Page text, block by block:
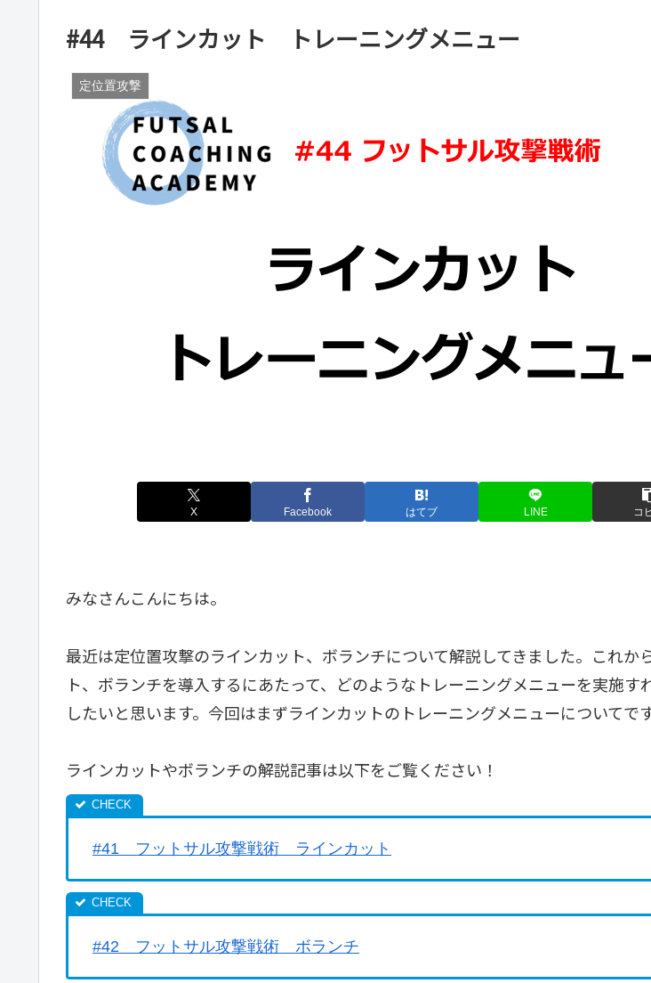
#44 ラインカット トレーニングメニュー
定位置攻撃
X Facebook はてブ LINE コ
みなさんこんにちは。
最近は定位置攻撃のラインカット、ボランチについて解説してきました。これか
ト、ボランチを導入するにあたって、どのようなトレーニングメニューを実施す
したいと思います。今回はまずラインカットのトレーニングメニューについてです
ラインカットやボランチの解説記事は以下をご覧ください！
#41 フットサル攻撃戦術 ラインカット
#42 フットサル攻撃戦術 ボランチ